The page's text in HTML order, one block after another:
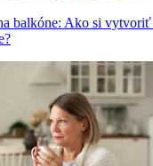
balkóne: Ako si vytvoriť